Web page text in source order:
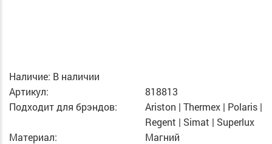
Наличие: В наличии
Артикул:
818813
Подходит для брэндов:
Ariston | Thermex | Polaris |
Regent | Simat | Superlux
Материал:
Магний